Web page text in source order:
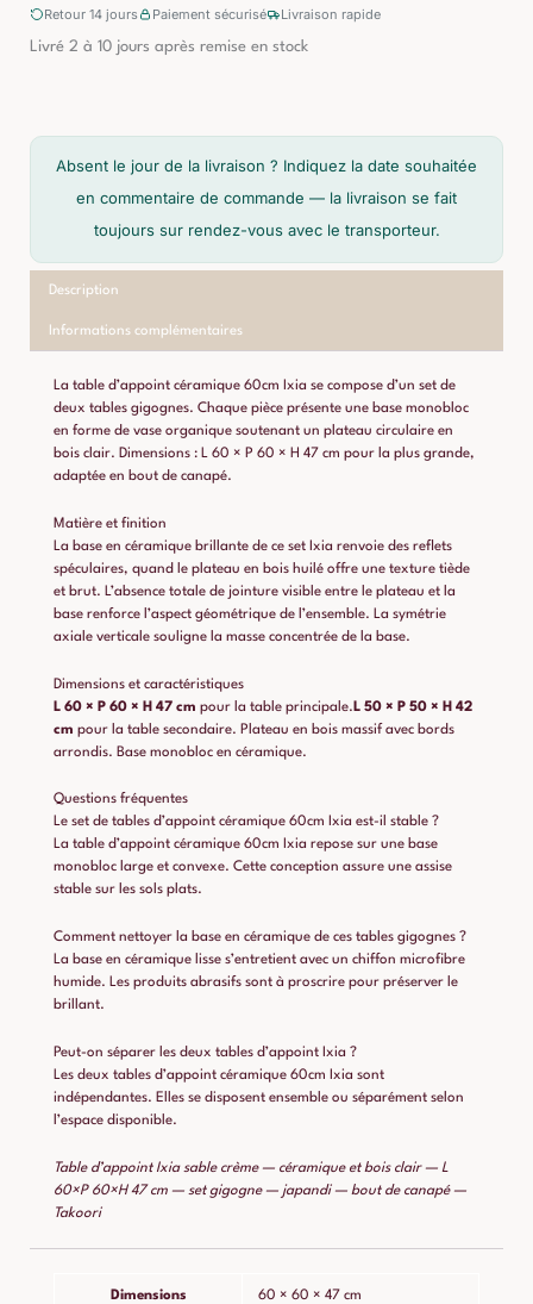
Retour 14 jours Paiement sécurisé Livraison rapide
Livré 2 à 10 jours après remise en stock
Absent le jour de la livraison ? Indiquez la date souhaitée
en commentaire de commande — la livraison se fait
toujours sur rendez-vous avec le transporteur.
Description
Informations complémentaires
La table d’appoint céramique 60cm Ixia se compose d’un set de
deux tables gigognes. Chaque pièce présente une base monobloc
en forme de vase organique soutenant un plateau circulaire en
bois clair. Dimensions : L 60 × P 60 × H 47 cm pour la plus grande,
adaptée en bout de canapé.
Matière et finition
La base en céramique brillante de ce set Ixia renvoie des reflets
spéculaires, quand le plateau en bois huilé offre une texture tiède
et brut. L’absence totale de jointure visible entre le plateau et la
base renforce l’aspect géométrique de l’ensemble. La symétrie
axiale verticale souligne la masse concentrée de la base.
Dimensions et caractéristiques
L 60 × P 60 × H 47 cm pour la table principale. L 50 × P 50 × H 42
cm pour la table secondaire. Plateau en bois massif avec bords
arrondis. Base monobloc en céramique.
Questions fréquentes
Le set de tables d’appoint céramique 60cm Ixia est-il stable ?
La table d’appoint céramique 60cm Ixia repose sur une base
monobloc large et convexe. Cette conception assure une assise
stable sur les sols plats.
Comment nettoyer la base en céramique de ces tables gigognes ?
La base en céramique lisse s’entretient avec un chiffon microfibre
humide. Les produits abrasifs sont à proscrire pour préserver le
brillant.
Peut-on séparer les deux tables d’appoint Ixia ?
Les deux tables d’appoint céramique 60cm Ixia sont
indépendantes. Elles se disposent ensemble ou séparément selon
l’espace disponible.
Table d’appoint Ixia sable crème — céramique et bois clair — L
60×P 60×H 47 cm — set gigogne — japandi — bout de canapé —
Takoori
Dimensions 60 × 60 × 47 cm